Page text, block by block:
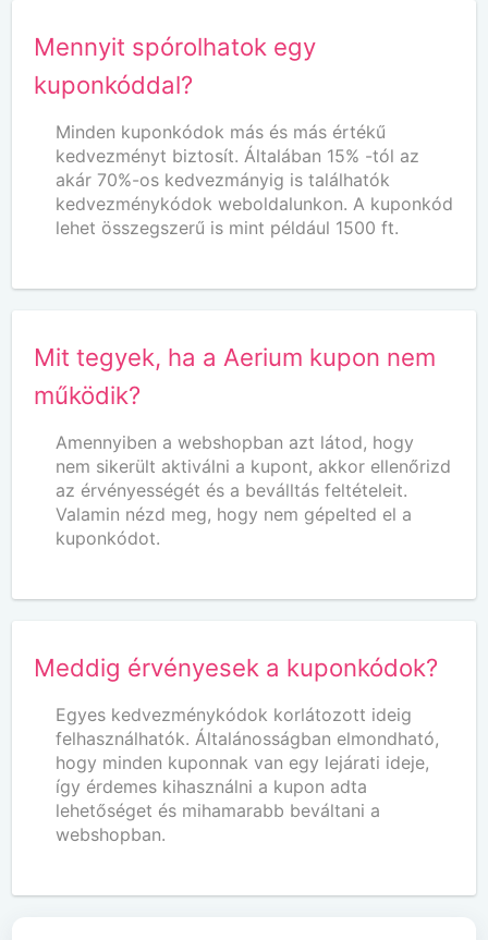
Mennyit spórolhatok egy
kuponkóddal?
Minden kuponkódok más és más értékű
kedvezményt biztosít. Általában 15% -tól az
akár 70%-os kedvezmányig is találhatók
kedvezménykódok weboldalunkon. A kuponkód
lehet összegszerű is mint például 1500 ft.
Mit tegyek, ha a Aerium kupon nem
működik?
Amennyiben a webshopban azt látod, hogy
nem sikerült aktiválni a kupont, akkor ellenőrizd
az érvényességét és a beválltás feltételeit.
Valamin nézd meg, hogy nem gépelted el a
kuponkódot.
Meddig érvényesek a kuponkódok?
Egyes kedvezménykódok korlátozott ideig
felhasználhatók. Általánosságban elmondható,
hogy minden kuponnak van egy lejárati ideje,
így érdemes kihasználni a kupon adta
lehetőséget és mihamarabb beváltani a
webshopban.